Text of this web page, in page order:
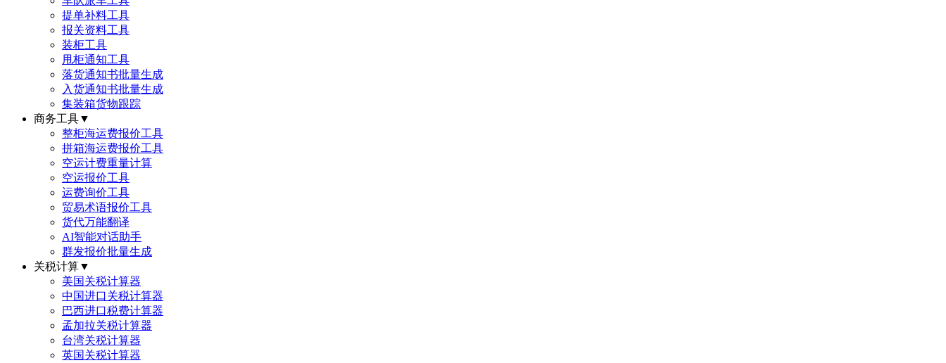
提单补料工具
报关资料工具
装柜工具
甩柜通知工具
落货通知书批量生成
入货通知书批量生成
集装箱货物跟踪
商务工具▼
整柜海运费报价工具
拼箱海运费报价工具
空运计费重量计算
空运报价工具
运费询价工具
贸易术语报价工具
货代万能翻译
AI智能对话助手
群发报价批量生成
关税计算▼
美国关税计算器
中国进口关税计算器
巴西进口税费计算器
孟加拉关税计算器
台湾关税计算器
英国关税计算器